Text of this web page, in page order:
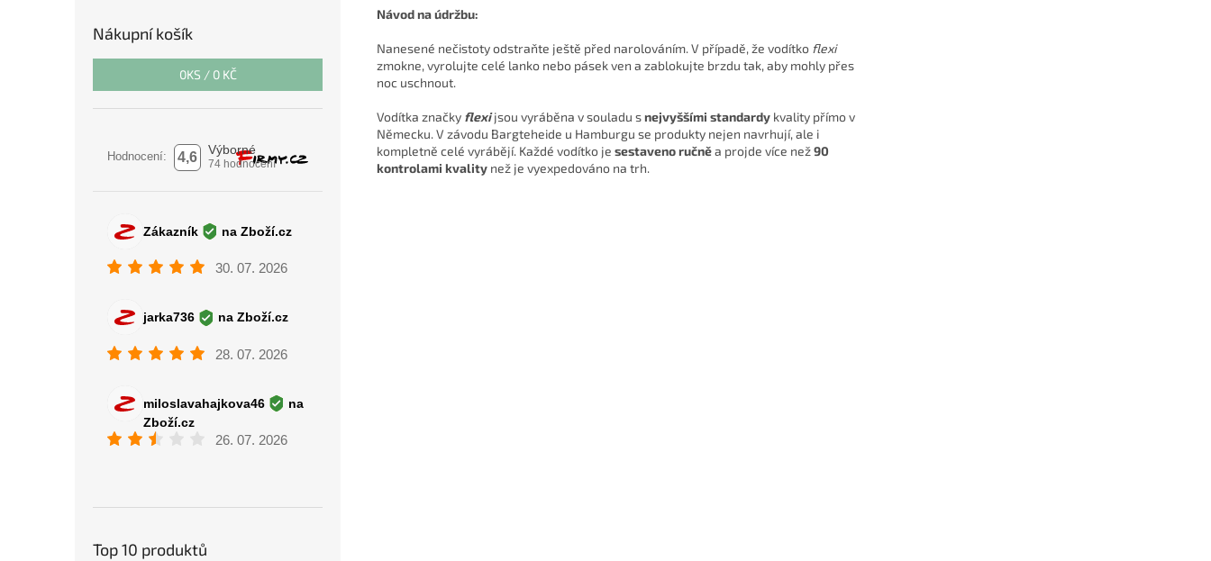
Nákupní košík
0KS / 0 KČ
Top 10 produktů
Návod na údržbu:
Nanesené nečistoty odstraňte ještě před narolováním. V případě, že vodítko flexi
zmokne, vyrolujte celé lanko nebo pásek ven a zablokujte brzdu tak, aby mohly přes
noc uschnout.
Vodítka značky flexijsou vyráběna v souladu snejvyššími standardy kvality přímo v
Německu. V závodu Bargteheide u Hamburgu se produkty nejen navrhují, ale i
kompletně celé vyrábějí. Každé vodítko je sestaveno ručněa projde více než90
kontrolami kvality než je vyexpedováno na trh.